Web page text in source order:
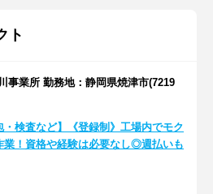
ト
事業所 勤務地：静岡県焼津市(7219
・検査など】《登録制》工場内でモク
業！資格や経験は必要なし◎週払いも